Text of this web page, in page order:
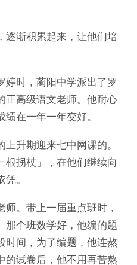
渐积累起来，让他们培
时，蔺阳中学派出了罗
正高级语文老师。他耐心
在一年一年变好。
升期迎来七中网课的。
根拐杖」，在他们继续向
。
。带上一届重点班时，
那个班数学好，他编的题
时间，为了编题，他连熬
的试卷后，他不用再苦熬